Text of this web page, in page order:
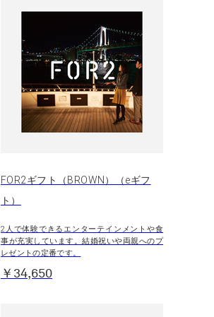
FOR2ギフト（BROWN）（eギフ
ト）
2人で体験できるエンターテインメントや食
事が充実しています。結婚祝いや両親へのプ
レゼントの定番です。
￥34,650